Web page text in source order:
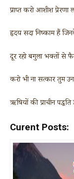
प्राप्त करो आशीश
हृदय सदा निष्काम हैं
दूर रहो बगुला भक्तों से
करो भी ना सत्कार तुम
ऋषियों की प्राचीन पद्धति
Curent Posts: